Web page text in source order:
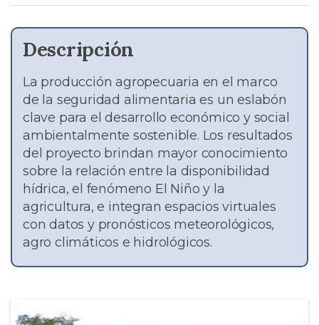
Descripción
La producción agropecuaria en el marco
de la seguridad alimentaria es un eslabón
clave para el desarrollo económico y social
ambientalmente sostenible. Los resultados
del proyecto brindan mayor conocimiento
sobre la relación entre la disponibilidad
hídrica, el fenómeno El Niño y la
agricultura, e integran espacios virtuales
con datos y pronósticos meteorológicos,
agro climáticos e hidrológicos.